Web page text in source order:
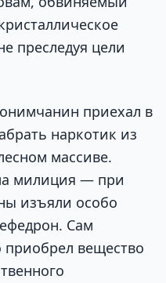
преследуя цели
приехал в
наркотик из
массиве.
милиция — при
изъяли особо
Сам
приобрел вещество